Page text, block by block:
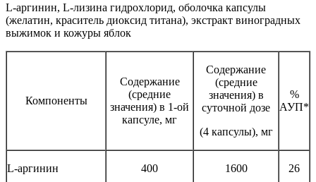
L-аргинин, L-лизина гидрохлорид, оболочка капсулы
(желатин, краситель диоксид титана), экстракт виноградных
выжимок и кожуры яблок
Компоненты
Содержание
(средние
значения) в 1-ой
капсуле, мг
Содержание
(средние
значения) в
суточной дозе
(4 капсулы), мг
%
АУП*
L-аргинин 400 1600 26